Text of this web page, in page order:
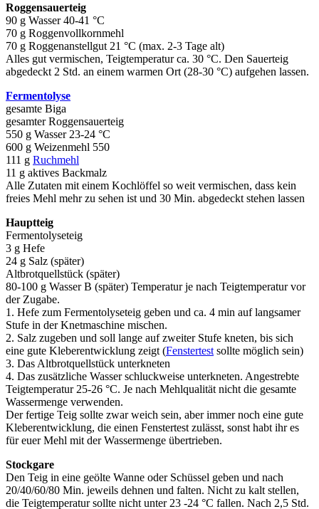
Roggensauerteig
90 g Wasser 40-41 °C
70 g Roggenvollkornmehl
70 g Roggenanstellgut 21 °C (max. 2-3 Tage alt)
Alles gut vermischen, Teigtemperatur ca. 30 °C. Den Sauerteig
abgedeckt 2 Std. an einem warmen Ort (28-30 °C) aufgehen lassen.
Fermentolyse
gesamte Biga
gesamter Roggensauerteig
550 g Wasser 23-24 °C
600 g Weizenmehl 550
111 g Ruchmehl
11 g aktives Backmalz
Alle Zutaten mit einem Kochlöffel so weit vermischen, dass kein
freies Mehl mehr zu sehen ist und 30 Min. abgedeckt stehen lassen
Hauptteig
Fermentolyseteig
3 g Hefe
24 g Salz (später)
Altbrotquellstück (später)
80-100 g Wasser B (später) Temperatur je nach Teigtemperatur vor
der Zugabe.
1. Hefe zum Fermentolyseteig geben und ca. 4 min auf langsamer
Stufe in der Knetmaschine mischen.
2. Salz zugeben und soll lange auf zweiter Stufe kneten, bis sich
eine gute Kleberentwicklung zeigt (Fenstertest sollte möglich sein)
3. Das Altbrotquellstück unterkneten
4. Das zusätzliche Wasser schluckweise unterkneten. Angestrebte
Teigtemperatur 25-26 °C. Je nach Mehlqualität nicht die gesamte
Wassermenge verwenden.
Der fertige Teig sollte zwar weich sein, aber immer noch eine gute
Kleberentwicklung, die einen Fenstertest zulässt, sonst habt ihr es
für euer Mehl mit der Wassermenge übertrieben.
Stockgare
Den Teig in eine geölte Wanne oder Schüssel geben und nach
20/40/60/80 Min. jeweils dehnen und falten. Nicht zu kalt stellen,
die Teigtemperatur sollte nicht unter 23 -24 °C fallen. Nach 2,5 Std.